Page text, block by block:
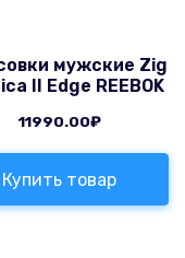
мужские Zig
II Edge REEBOK
11990.00₽
Купить товар